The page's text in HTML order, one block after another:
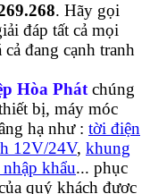
. Hãy gọi
đáp tất cả mọi
đang cạnh tranh
Hòa Phát chúng
bị, máy móc
hạ như : tời điện
12V/24V, khung
khẩu... phục
quý khách được